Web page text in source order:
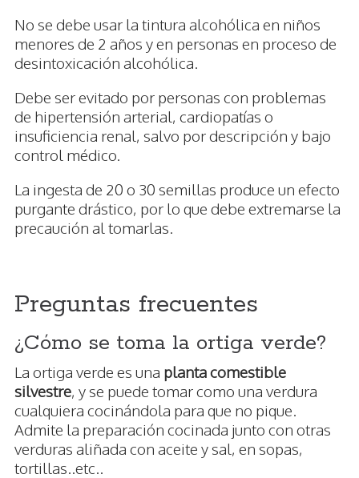
No se debe usar la tintura alcohólica en niños
menores de 2 años y en personas en proceso de
desintoxicación alcohólica.
Debe ser evitado por personas con problemas
de hipertensión arterial, cardiopatías o
insuficiencia renal, salvo por descripción y bajo
control médico.
La ingesta de 20 o 30 semillas produce un efecto
purgante drástico, por lo que debe extremarse la
precaución al tomarlas.
Preguntas frecuentes
¿Cómo se toma la ortiga verde?
La ortiga verde es una planta comestible
silvestre, y se puede tomar como una verdura
cualquiera cocinándola para que no pique.
Admite la preparación cocinada junto con otras
verduras aliñada con aceite y sal, en sopas,
tortillas..etc..